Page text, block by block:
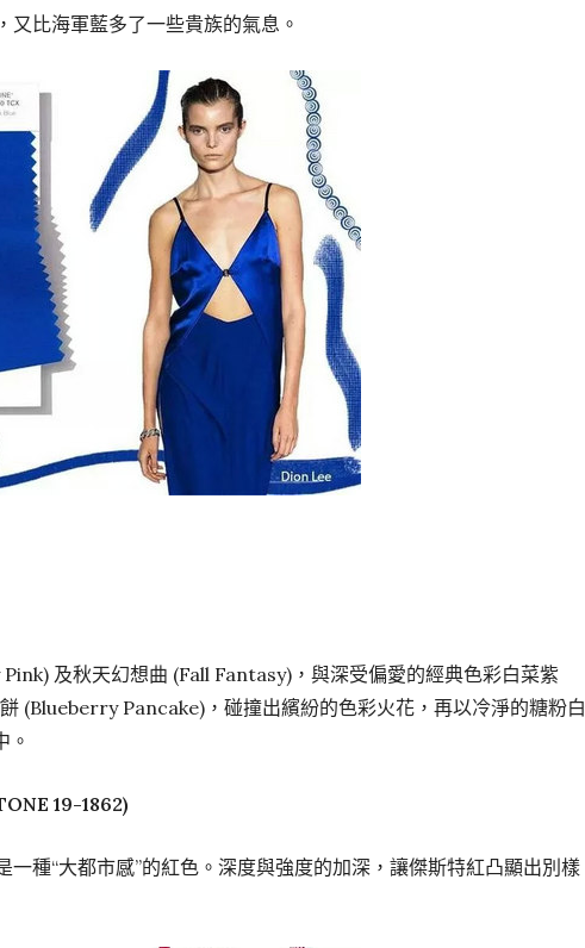
又比海軍藍多了一些貴族的氣息。
及秋天幻想曲 (Fall Fantasy)，與深受偏愛的經典色彩白菜紫
(Blueberry Pancake)，碰撞出繽紛的色彩火花，再以冷淨的糖粉白
。
19-1862)
一種“大都市感”的紅色。深度與強度的加深，讓傑斯特紅凸顯出別樣